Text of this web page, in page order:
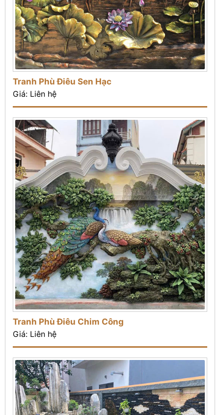
Tranh Phù Điêu Sen Hạc
Giá: Liên hệ
Tranh Phù Điêu Chim Công
Giá: Liên hệ